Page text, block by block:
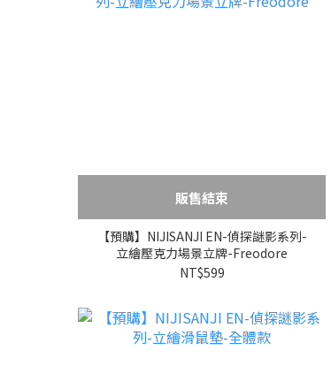
販售結束
【預購】NIJISANJI EN-偵探謎影系列-
立繪壓克力場景立牌-Freodore
NT$599